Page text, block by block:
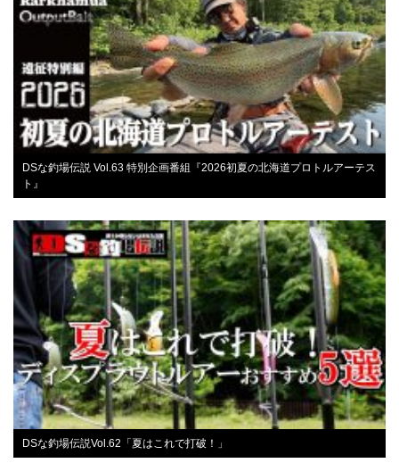
DSな釣場伝説 Vol.63 特別企画番組『2026初夏の北海道プロトルアーテス
ト』
DSな釣場伝説Vol.62「夏はこれで打破！」